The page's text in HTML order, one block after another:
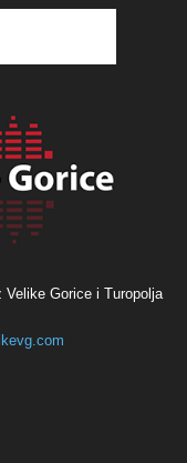
Gorice i Turopolja